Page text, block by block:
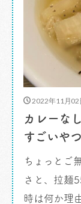
2022年11月02
カレーな
すごいやつ
ちょっとご
さと、拉麺
時は何か理